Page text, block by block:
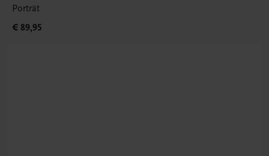
Porträt
€ 89,95